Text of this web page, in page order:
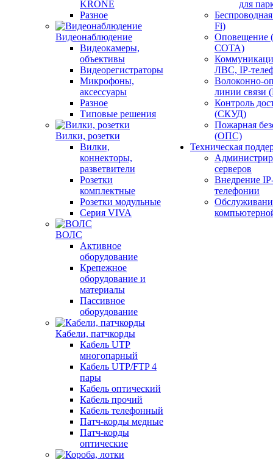
KRONE
Разное
Видеонаблюдение
Видеокамеры,
объективы
Видеорегистраторы
Микрофоны,
аксессуары
Разное
Типовые решения
Вилки, розетки
Вилки,
коннекторы,
разветвители
Розетки
комплектные
Розетки модульные
Серия VIVA
ВОЛС
Активное
оборудование
Крепежное
оборудование и
материалы
Пассивное
оборудование
Кабели, патчкорды
Кабель UTP
многопарный
Кабель UTP/FTP 4
пары
Кабель оптический
Кабель прочий
Кабель телефонный
Патч-корды медные
Патч-корды
оптические
для
Fi)
СОТА)
ЛВС, IP-
Волоконно-
линии
Контроль
(СКУД)
Пожарная
(ОПС)
Техническая
серверов
Внедрение
телефонии